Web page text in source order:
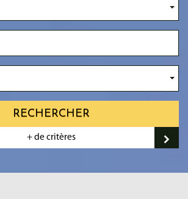
RECHERCHER
+ de critères